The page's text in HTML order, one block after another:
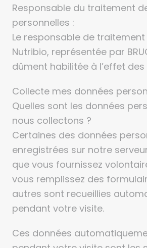
Responsable du traitement
personnelles :
Le responsable de
Nutribio, représentée par
dûment habilitée à l’effet
Collecte mes données
Quelles sont les données
nous collectons ?
Certaines des données
enregistrées sur notre
que vous fournissez
vous remplissez des
autres sont recueillies
pendant votre visite.
Ces données